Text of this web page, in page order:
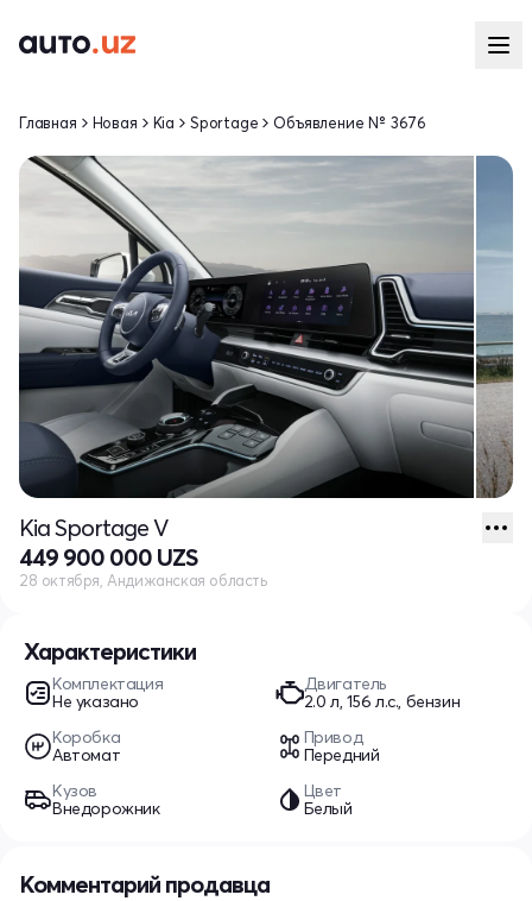
Характеристики
Комплектация
Не указано
Двигатель
2.0 л, 156 л.с., бензин
Коробка
Автомат
Привод
Передний
Кузов
Внедорожник
Цвет
Белый
Главная Новая Kia Sportage Объявление № 3676
Kia Sportage V
449 900 000 UZS
28 октября, Андижанская область
Комментарий продавца